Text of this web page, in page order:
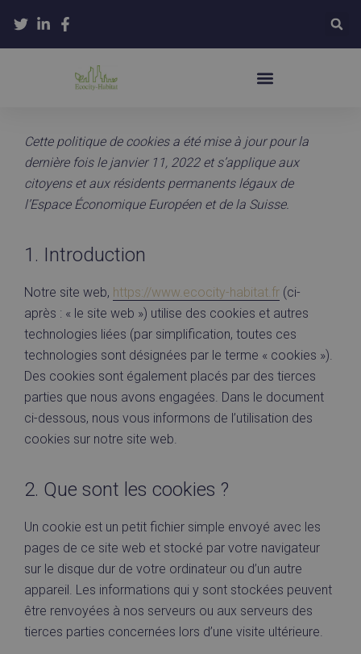
Cette politique de cookies a été mise à jour pour la
dernière fois le janvier 11, 2022 et s’applique aux
citoyens et aux résidents permanents légaux de
l’Espace Économique Européen et de la Suisse.
1. Introduction
Notre site web, https://www.ecocity-habitat.fr (ci-
après : « le site web ») utilise des cookies et autres
technologies liées (par simplification, toutes ces
technologies sont désignées par le terme « cookies »).
Des cookies sont également placés par des tierces
parties que nous avons engagées. Dans le document
ci-dessous, nous vous informons de l’utilisation des
cookies sur notre site web.
2. Que sont les cookies ?
Un cookie est un petit fichier simple envoyé avec les
pages de ce site web et stocké par votre navigateur
sur le disque dur de votre ordinateur ou d’un autre
appareil. Les informations qui y sont stockées peuvent
être renvoyées à nos serveurs ou aux serveurs des
tierces parties concernées lors d’une visite ultérieure.